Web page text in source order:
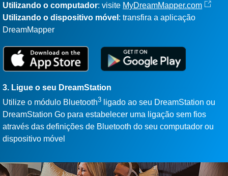
Utilizando o computador: visite MyDreamMapper.com
Utilizando o dispositivo móvel : transfira a aplicação
DreamMapper
3. Ligue o seu DreamStation
Utilize o módulo Bluetooth3 ligado ao seu DreamStation ou
DreamStation Go para estabelecer uma ligação sem fios
através das definições de Bluetooth do seu computador ou
dispositivo móvel